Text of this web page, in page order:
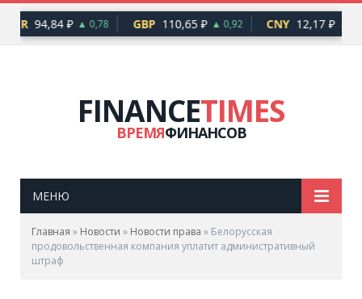
EUR 94,84 ₽ ▲ 0,78 GBP 110,65 ₽ ▲ 0,92 CNY 12,17 ₽ ▲
FINANCETIMES
ВРЕМЯФИНАНСОВ
МЕНЮ
Главная » Новости » Новости права » Белорусская
продовольственная компания уплатит административный
штраф